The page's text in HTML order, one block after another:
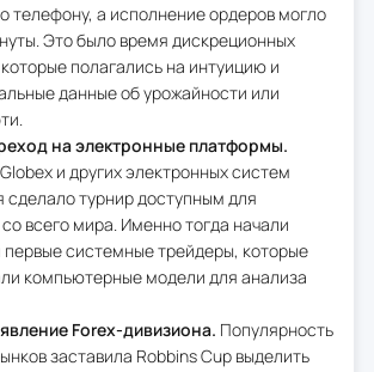
телефону, а исполнение ордеров могло
Это было время дискреционных
полагались на интуицию и
данные об урожайности или
на электронные платформы.
и других электронных систем
сделало турнир доступным для
всего мира. Именно тогда начали
первые системные трейдеры, которые
компьютерные модели для анализа
Forex-дивизиона. Популярность
заставила Robbins Cup выделить